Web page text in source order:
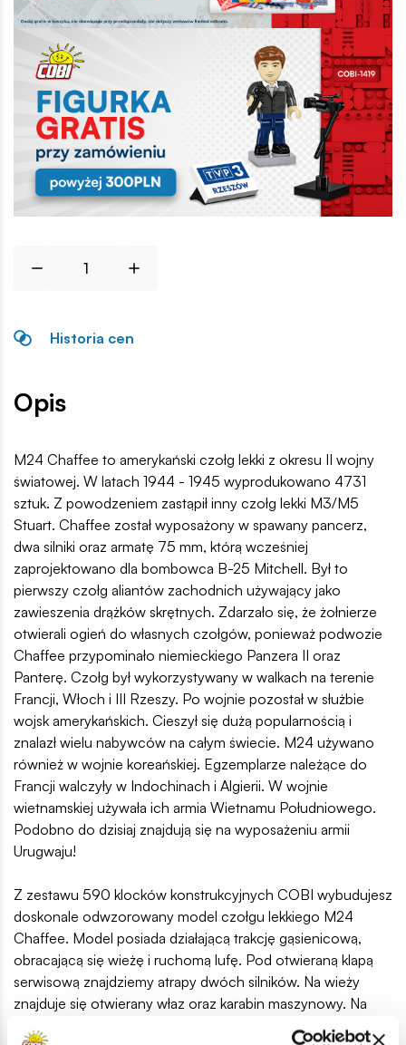
Historia cen
Opis
M24 Chaffee to amerykański czołg lekki z okresu II wojny
światowej. W latach 1944 - 1945 wyprodukowano 4731
sztuk. Z powodzeniem zastąpił inny czołg lekki M3/M5
Stuart. Chaffee został wyposażony w spawany pancerz,
dwa silniki oraz armatę 75 mm, którą wcześniej
zaprojektowano dla bombowca B-25 Mitchell. Był to
pierwszy czołg aliantów zachodnich używający jako
zawieszenia drążków skrętnych. Zdarzało się, że żołnierze
otwierali ogień do własnych czołgów, ponieważ podwozie
Chaffee przypominało niemieckiego Panzera II oraz
Panterę. Czołg był wykorzystywany w walkach na terenie
Francji, Włoch i III Rzeszy. Po wojnie pozostał w służbie
wojsk amerykańskich. Cieszył się dużą popularnością i
znalazł wielu nabywców na całym świecie. M24 używano
również w wojnie koreańskiej. Egzemplarze należące do
Francji walczyły w Indochinach i Algierii. W wojnie
wietnamskiej używała ich armia Wietnamu Południowego.
Podobno do dzisiaj znajdują się na wyposażeniu armii
Urugwaju!
Z zestawu 590 klocków konstrukcyjnych COBI wybudujesz
doskonale odwzorowany model czołgu lekkiego M24
Chaffee. Model posiada działającą trakcję gąsienicową,
obracającą się wieżę i ruchomą lufę. Pod otwieraną klapą
serwisową znajdziemy atrapy dwóch silników. Na wieży
znajduje się otwierany właz oraz karabin maszynowy. Na
modelu znajdziemy trwałe nadruki, które nie ścierają się